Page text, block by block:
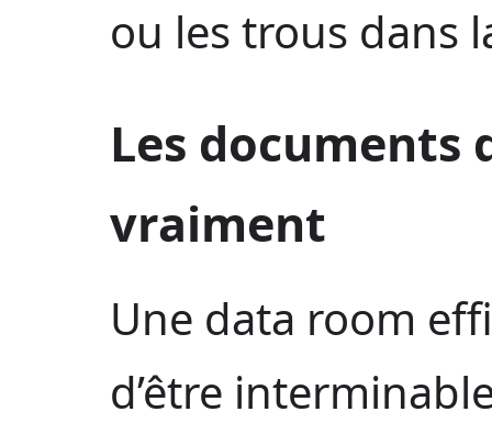
ou les trous dans
Les documents
vraiment
Une data room
d’être